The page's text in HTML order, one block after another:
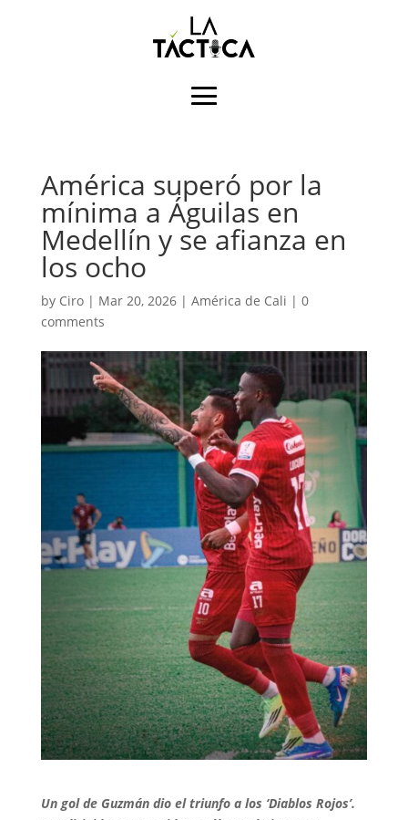
América superó por la
mínima a Águilas en
Medellín y se afianza en
los ocho
by Ciro| Mar 20, 2026| América de Cali | 0
comments
Un gol de Guzmán dio el triunfo a los ‘Diablos Rojos’.